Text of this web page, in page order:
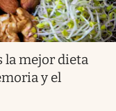
la mejor dieta
y el